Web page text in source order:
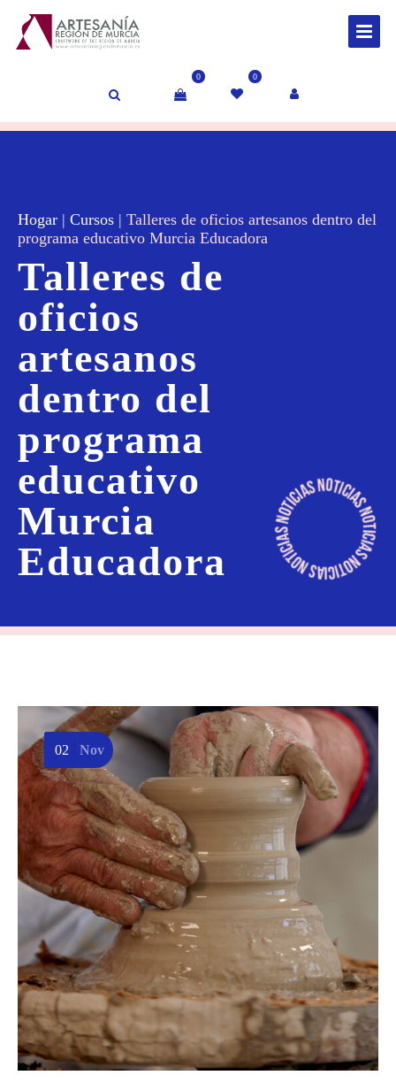
0 0
Hogar | Cursos | Talleres de oficios artesanos dentro del
programa educativo Murcia Educadora
Talleres de
oficios
artesanos
dentro del
programa
educativo
Murcia
Educadora
02 Nov